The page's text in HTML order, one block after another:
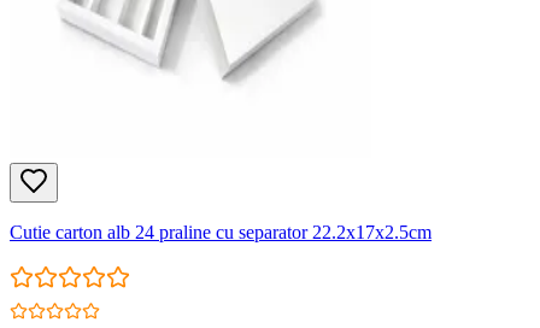
Cutie carton alb 24 praline cu separator 22.2x17x2.5cm